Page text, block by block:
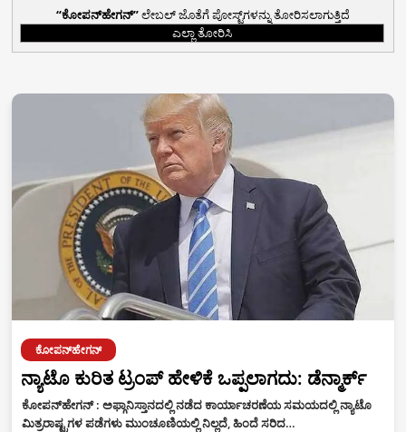
ಕೋಪನ್‌ಹೇಗನ್ ಲೇಬಲ್ ಜೊತೆಗೆ ಪೋಸ್ಟ್‌ಗಳನ್ನು ತೋರಿಸಲಾಗುತ್ತಿದೆ
ಎಲ್ಲಾ ತೋರಿಸಿ
ಕೋಪನ್‌ಹೇಗನ್
ನ್ಯಾಟೊ ಕುರಿತ ಟ್ರಂಪ್‌ ಹೇಳಿಕೆ ಒಪ್ಪಲಾಗದು: ಡೆನ್ಮಾರ್ಕ್
ಕೋಪನ್‌ಹೇಗನ್ : ಅಫ್ಗಾನಿಸ್ತಾನದಲ್ಲಿ ನಡೆದ ಕಾರ್ಯಾಚರಣೆಯ ಸಮಯದಲ್ಲಿ ನ್ಯಾಟೊ
ಮಿತ್ರರಾಷ್ಟ್ರಗಳ ಪಡೆಗಳು ಮುಂಚೂಣಿಯಲ್ಲಿ ನಿಲ್ಲದೆ, ಹಿಂದೆ ಸರಿದ…